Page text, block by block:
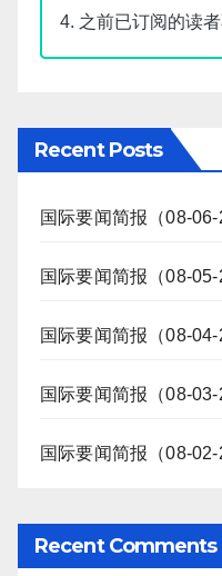
4. 之前已订阅的读
Recent Posts
国际要闻简报（08-06-
国际要闻简报（08-05-
国际要闻简报（08-04-
国际要闻简报（08-03-
国际要闻简报（08-02-
Recent Comments